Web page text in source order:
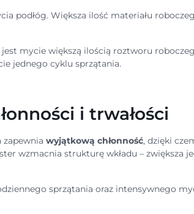
podłóg. Większa ilość materiału
mycie większą ilością roztworu
jednego cyklu sprzątania.
i trwałości
zapewnia wyjątkową chłonność, dzięki
wzmacnia strukturę wkładu – zwiększa
sprzątania oraz intensywnego